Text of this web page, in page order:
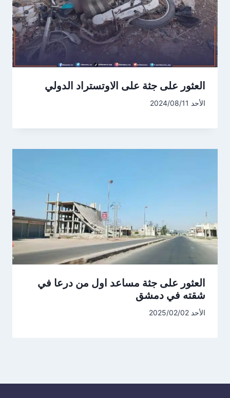
العثور على جثة على الاوتستراد الدولي
الأحد 2024/08/11
العثور على جثة مساعد اول من درعا في
شقته في دمشق
الأحد 2025/02/02